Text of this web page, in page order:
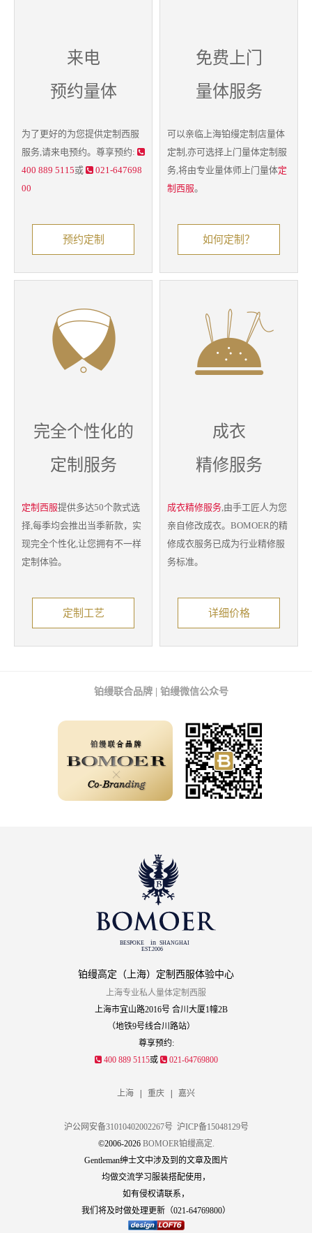
来电
预约量体
为了更好的为您提供定制西服
服务,请来电预约。尊享预约:
400 889 5115或
021-647698
00
预约定制
免费上门
量体服务
可以亲临上海铂缦定制店量体
定制,亦可选择上门 量体定制 服
务,将由专业量体师上门量体定
制西服。
如何定制？
完全个性化的
定制服务
定制西服提供多达50个款式选
择,每季均会推出当季新款，实
现完全个性化,让您拥有不一样
定制体验。
定制工艺
成衣
精修服务
成衣精修服务,由手工匠人为您
亲自修改成衣。BOMOER的精
修成衣服务已成为行业精修服
务标准。
详细价格
铂缦联合品牌 | 铂缦微信公众号
铂缦高定（上海）定制西服体验中心
上海专业私人量体定制西服
上海市宜山路2016号 合川大厦1幢2B
（地铁9号线合川路站）
尊享预约:
400 889 5115或 021-64769800
上海 重庆 嘉兴
沪公网安备31010402002267号 沪ICP备15048129号
©2006-2026 BOMOER铂缦高定.
Gentleman绅士文中涉及到的文章及图片
均做交流学习服装搭配使用，
如有侵权请联系，
我们将及时做处理更新（021-64769800）